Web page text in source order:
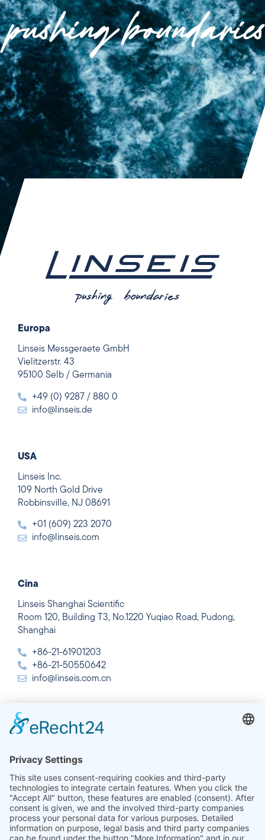
Europa
Linseis Messgeraete GmbH
Vielitzerstr. 43
95100 Selb / Germania
+49 (0) 9287 / 880 0
info@linseis.de
USA
Linseis Inc.
109 North Gold Drive
Robbinsville, NJ 08691
+01 (609) 223 2070
info@linseis.com
Cina
Linseis Shanghai Scientific
Room 120, Building T3, No.1220 Yuqiao Road, Pudong,
Shanghai
+86-21-61901203
+86-21-50550642
info@linseis.com.cn
India
Plot 65, 2nd Floor, Sai Enclave,
+91-11-42883851
sales@linseis.in